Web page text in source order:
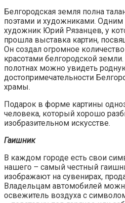
Белгородская земля полна
поэтами и художниками. Одним
художник Юрий Рязанцев, у
прошла выставка картин,
Он создал огромное
красотами белгородской
полотнах можно увидеть
достопримечательности
храмы.
Подарок в форме картины
человека, который хорошо
изобразительном искусстве.
Гаишник
В каждом городе есть свои
нашего – самый честный
изображают на сувенирах,
Владельцам автомобилей
освежитель воздуха с